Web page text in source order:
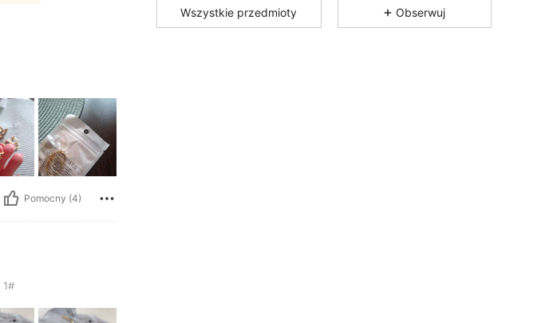
Pomocny (4)
1#
Wszystkie przedmioty Obserwuj